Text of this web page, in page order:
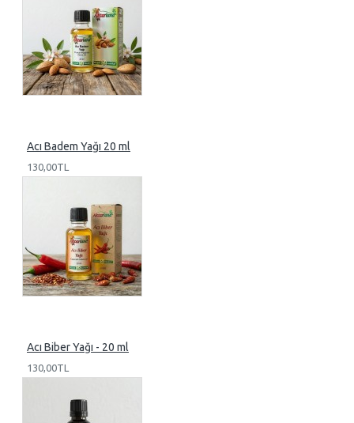
Acı Badem Yağı 20 ml
130,00TL
Acı Biber Yağı - 20 ml
130,00TL